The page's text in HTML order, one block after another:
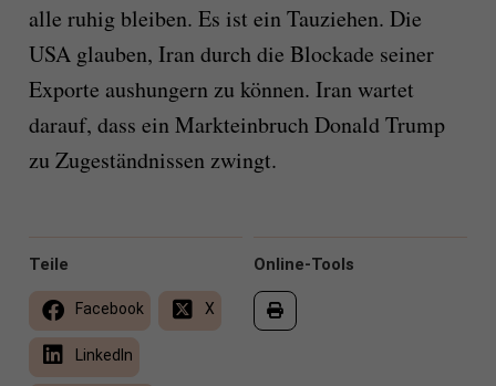
alle ruhig bleiben. Es ist ein Tauziehen. Die
USA glauben, Iran durch die Blockade seiner
Exporte aushungern zu können. Iran wartet
darauf, dass ein Markteinbruch Donald Trump
zu Zugeständnissen zwingt.
Online-Tools
Teile
Facebook X
LinkedIn